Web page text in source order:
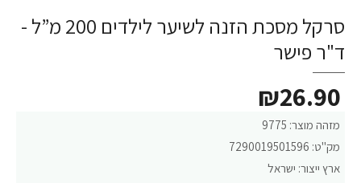
סרקל מסכת הזנה לשיער לילדים 200 מ”ל -
ד"ר פישר
מזהה מוצר: 9775
מק"ט: 7290019501596
ארץ ייצור: ישראל
₪26.90